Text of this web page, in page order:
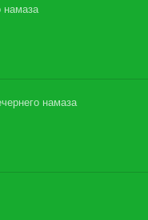
намаза
намаза